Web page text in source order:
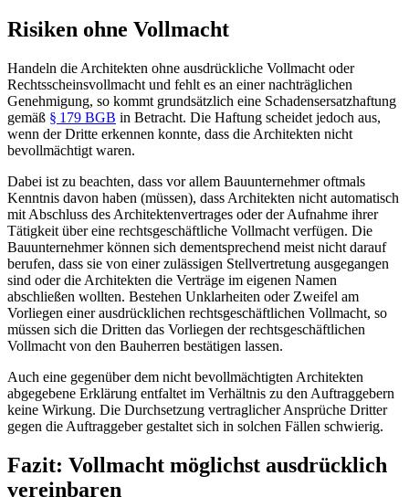
Risiken ohne Vollmacht
Handeln die Architekten ohne ausdrückliche Vollmacht oder
Rechtsscheinsvollmacht und fehlt es an einer nachträglichen
Genehmigung, so kommt grundsätzlich eine Schadensersatzhaftung
gemäß § 179 BGB in Betracht. Die Haftung scheidet jedoch aus,
wenn der Dritte erkennen konnte, dass die Architekten nicht
bevollmächtigt waren.
Dabei ist zu beachten, dass vor allem Bauunternehmer oftmals
Kenntnis davon haben (müssen), dass Architekten nicht automatisch
mit Abschluss des Architektenvertrages oder der Aufnahme ihrer
Tätigkeit über eine rechtsgeschäftliche Vollmacht verfügen. Die
Bauunternehmer können sich dementsprechend meist nicht darauf
berufen, dass sie von einer zulässigen Stellvertretung ausgegangen
sind oder die Architekten die Verträge im eigenen Namen
abschließen wollten. Bestehen Unklarheiten oder Zweifel am
Vorliegen einer ausdrücklichen rechtsgeschäftlichen Vollmacht, so
müssen sich die Dritten das Vorliegen der rechtsgeschäftlichen
Vollmacht von den Bauherren bestätigen lassen.
Auch eine gegenüber dem nicht bevollmächtigten Architekten
abgegebene Erklärung entfaltet im Verhältnis zu den Auftraggebern
keine Wirkung. Die Durchsetzung vertraglicher Ansprüche Dritter
gegen die Auftraggeber gestaltet sich in solchen Fällen schwierig.
Fazit: Vollmacht möglichst ausdrücklich
vereinbaren